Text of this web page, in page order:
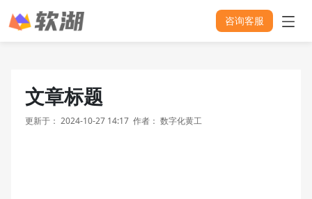
咨询客服
文章标题
更新于： 2024-10-27 14:17 作者： 数字化黄工